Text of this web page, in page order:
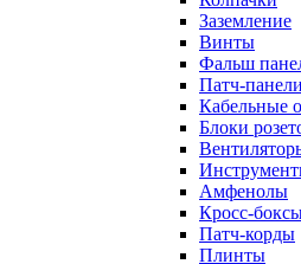
Заземление
Винты
Фальш
Патч-панели
Кабельные
Блоки
Амфенолы
Кросс-
Патч-корды
Плинты